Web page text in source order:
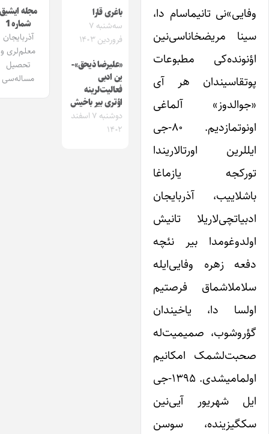
وفایی»‌نی تانیماسام دا،
سینا مریضخاناسی‌نین
اؤنونده‌کی مطبوعات
پوتقاسیندان هر آی
«جوالدوز» آلماغی
اونوتمازدیم. ۸۰-جی
ایللرین اورتالاریندا
تورکجه یازماغا
باشلاییب، آذربایجان
ادبیاتچی‌لاریلا تانیش
اولدوغومدا بیر نئچه
دفعه زهره وفایی‌ایله
سلاملاشماق فرصتیم
اولسا دا، یاخیندان
گؤروشوب، صمیمیت‌له
صحبت‌لشمک امکانیم
اولمامیشدی. ۱۳۹۵-جی
ایل شهریور آیی‌نین
سکگیزینده، سوسن
باغری قارا
سه‌شنبه ۷
فروردین ۱۴۰۳
«علیرضا ذیحق»-
ین ادبی
فعالیت‌لرینه
اؤتری بیر باخیش
دوشنبه ۷ اسفند
۱۴۰۲
مجله ایشیق
شماره 1
آذربایجان
معلم‌لری و
تحصیل
مساله‌سی